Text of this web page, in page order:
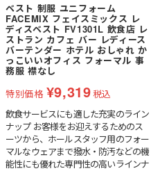
ベスト 制服 ユニフォーム
FACEMIX フェイスミックス レ
ディスベスト FV1301L 飲食店 レ
ストラン カフェ バー レディース
バーテンダー ホテル おしゃれ か
っこいいオフィス フォーマル 事
務服 襟なし
特別価格 ¥9,319税込
飲食サービスにも適した充実のライン
ナップ お客様をお迎えするためのス
ーツから、ホールスタッフ用のフォー
マルなウェアまで撥水・防汚などの機
能性にも優れた専門性の高いラインナ